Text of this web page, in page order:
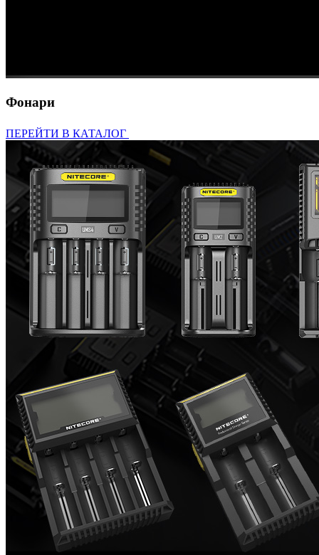
Фонари
ПЕРЕЙТИ В КАТАЛОГ